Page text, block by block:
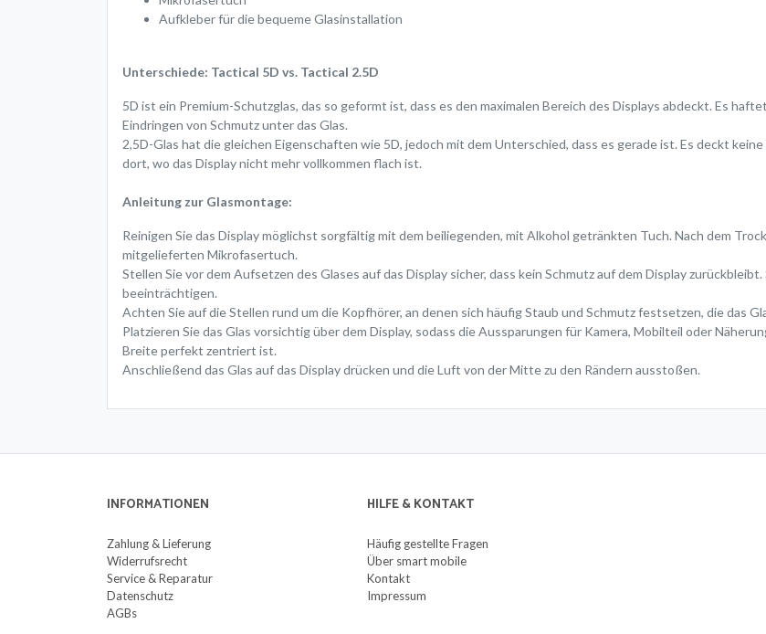
Aufkleber für die bequeme Glasinstallation
Unterschiede: Tactical 5D vs. Tactical 2.5D
5D ist ein Premium-Schutzglas, das so geformt ist, dass es den maximalen Bereich des Displays abdeckt. Es
Eindringen von Schmutz unter das Glas.
2,5D-Glas hat die gleichen Eigenschaften wie 5D, jedoch mit dem Unterschied, dass es gerade ist. Es deckt
dort, wo das Display nicht mehr vollkommen flach ist.
Anleitung zur Glasmontage:
Reinigen Sie das Display möglichst sorgfältig mit dem beiliegenden, mit Alkohol getränkten Tuch. Nach dem
mitgelieferten Mikrofasertuch.
Stellen Sie vor dem Aufsetzen des Glases auf das Display sicher, dass kein Schmutz auf dem Display
beeinträchtigen.
Achten Sie auf die Stellen rund um die Kopfhörer, an denen sich häufig Staub und Schmutz festsetzen, die das
Platzieren Sie das Glas vorsichtig über dem Display, sodass die Aussparungen für Kamera, Mobilteil oder
Breite perfekt zentriert ist.
Anschließend das Glas auf das Display drücken und die Luft von der Mitte zu den Rändern ausstoßen.
INFORMATIONEN
Zahlung & Lieferung
Widerrufsrecht
Service & Reparatur
Datenschutz
AGBs
HILFE & KONTAKT
Häufig gestellte Fragen
Über smart mobile
Kontakt
Impressum